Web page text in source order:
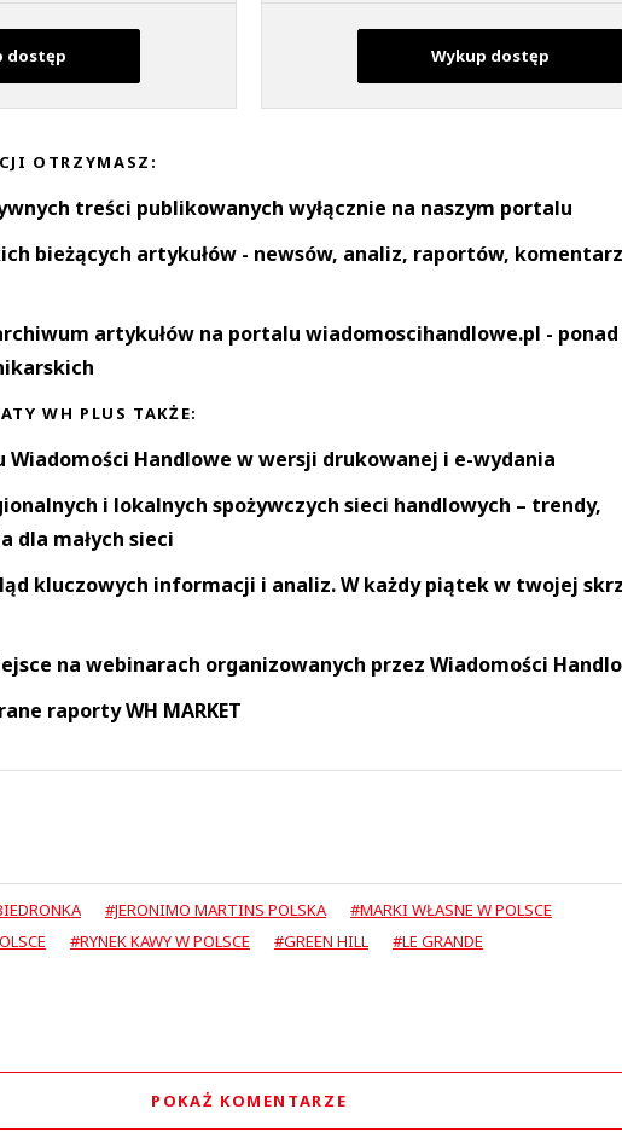
dostęp Wykup dostęp
OTRZYMASZ:
treści publikowanych wyłącznie na naszym portalu
bieżących artykułów - newsów, analiz, raportów,
artykułów na portalu wiadomoscihandlowe.pl - ponad
WH PLUS TAKŻE:
Wiadomości Handlowe w wersji drukowanej i e-wydania
i lokalnych spożywczych sieci handlowych – trendy,
dla małych sieci
kluczowych informacji i analiz. W każdy piątek w twojej
na webinarach organizowanych przez Wiadomości
raporty WH MARKET
#JERONIMO MARTINS POLSKA
#MARKI WŁASNE W POLSCE
#RYNEK KAWY W POLSCE #GREEN HILL #LE GRANDE
POKAŻ KOMENTARZE